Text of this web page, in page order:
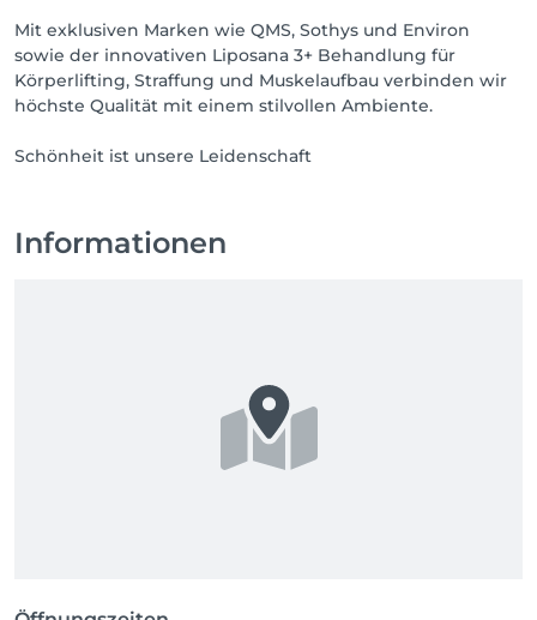
Mit exklusiven Marken wie QMS, Sothys und Environ
sowie der innovativen Liposana 3+ Behandlung für
Körperlifting, Straffung und Muskelaufbau verbinden wir
höchste Qualität mit einem stilvollen Ambiente.
Schönheit ist unsere Leidenschaft
Informationen